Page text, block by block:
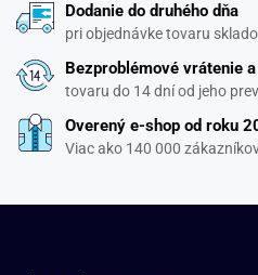
Dodanie do druhého dňa
pri objednávke tovaru
Bezproblémové vrátenie
tovaru do 14 dní od jeho
Overený e-shop od roku
Viac ako 140 000